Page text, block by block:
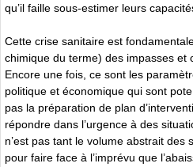
qu’il faille sous-estimer leurs
Cette crise sanitaire est
chimique du terme) des impasses et
Encore une fois, ce sont les
politique et économique qui sont
pas la préparation de plan
répondre dans l’urgence à des
n’est pas tant le volume abstrait des
pour faire face à l’imprévu que